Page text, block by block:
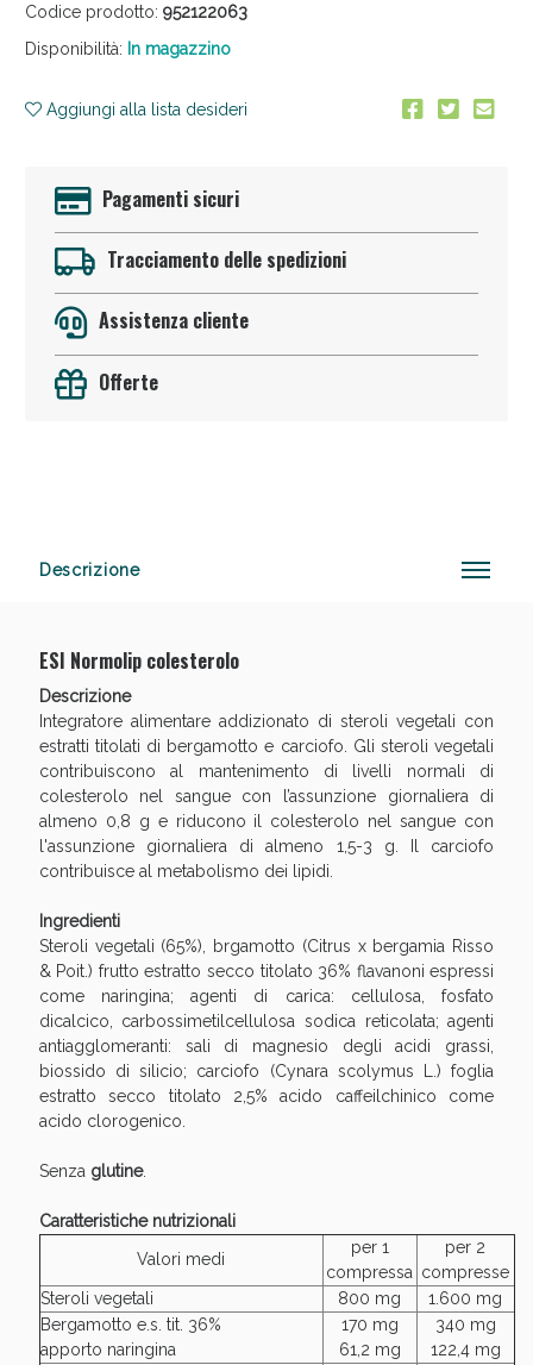
Codice prodotto: 952122063
Disponibilità: In magazzino
Aggiungi alla lista desideri
Pagamenti sicuri
Tracciamento delle spedizioni
Assistenza cliente
Offerte
Descrizione
ESI Normolip colesterolo
Descrizione
Integratore alimentare addizionato di steroli vegetali con
estratti titolati di bergamotto e carciofo. Gli steroli vegetali
contribuiscono al mantenimento di livelli normali di
colesterolo nel sangue con l’assunzione giornaliera di
almeno 0,8 g e riducono il colesterolo nel sangue con
l'assunzione giornaliera di almeno 1,5-3 g. Il carciofo
contribuisce al metabolismo dei lipidi.
Ingredienti
Steroli vegetali (65%), brgamotto (Citrus x bergamia Risso
& Poit.) frutto estratto secco titolato 36% flavanoni espressi
come naringina; agenti di carica: cellulosa, fosfato
dicalcico, carbossimetilcellulosa sodica reticolata; agenti
antiagglomeranti: sali di magnesio degli acidi grassi,
biossido di silicio; carciofo (Cynara scolymus L.) foglia
estratto secco titolato 2,5% acido caffeilchinico come
acido clorogenico.
Senza glutine.
Caratteristiche nutrizionali
Valori medi
per 1
compressa
per 2
compresse
Steroli vegetali
800 mg
1.600 mg
Bergamotto e.s. tit. 36%
apporto naringina
170 mg
61,2 mg
340 mg
122,4 mg
Anticellulite e Fanghi: Sconto fino al 40% valido
oggi!
Sconto fino al 55% disponibile oggi!